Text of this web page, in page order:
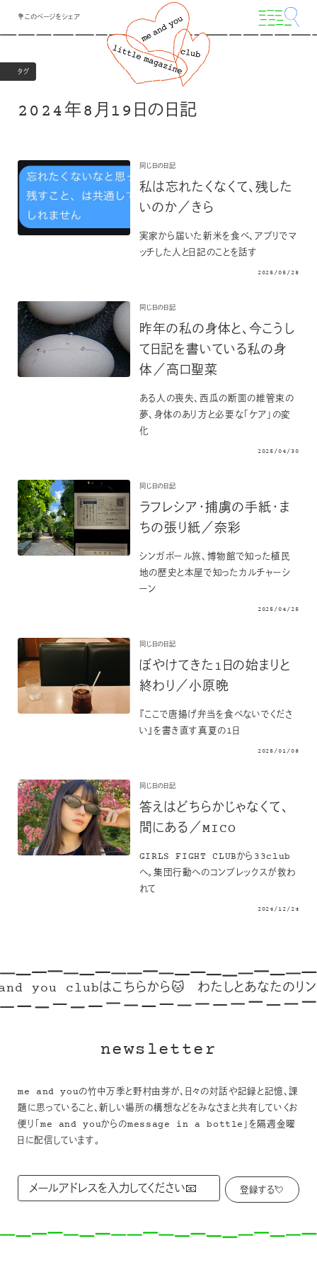
💐このページをシェア
タグ
2024年8月19日の日記
同じ日の日記
私は忘れたくなくて、残した
いのか／きら
実家から届いた新米を食べ、アプリでマ
ッチした人と日記のことを話す
2025/05/28
同じ日の日記
昨年の私の身体と、今こうし
て日記を書いている私の身
体／高口聖菜
ある人の喪失、西瓜の断面の維管束の
夢、身体のあり方と必要な「ケア」の変
化
2025/04/30
同じ日の日記
ラフレシア・捕虜の手紙・ま
ちの張り紙／奈彩
シンガポール旅、博物館で知った植民
地の歴史と本屋で知ったカルチャーシ
ーン
2025/04/25
同じ日の日記
ぼやけてきた1日の始まりと
終わり／小原晩
『ここで唐揚げ弁当を食べないでくださ
い』を書き直す真夏の1日
2025/01/08
同じ日の日記
答えはどちらかじゃなくて、
間にある／MICO
GIRLS FIGHT CLUBから33club
へ。集団行動へのコンプレックスが救わ
れて
2024/12/24
you clubはこちらから🐱 わたしとあなたのリン
newsletter
me and youの竹中万季と野村由芽が、日々の対話や記録と記憶、課
題に思っていること、新しい場所の構想などをみなさまと共有していくお
便り「me and youからのmessage in a bottle」を隔週金曜
日に配信しています。